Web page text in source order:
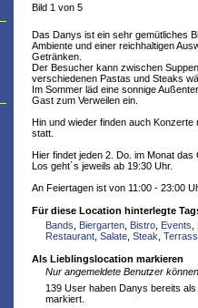
Bild 1 von 5
Das Danys ist ein sehr gemütliches
Ambiente und einer reichhaltigen
Getränken.
Der Besucher kann zwischen
verschiedenen Pastas und Steaks
Im Sommer läd eine sonnige
Gast zum Verweilen ein.
Hin und wieder finden auch Konzerte
statt.
Hier findet jeden 2. Do. im Monat das
Los geht´s jeweils ab 19:30 Uhr.
An Feiertagen ist von 11:00 - 23:00
Für diese Location hinterlegte
Bands
Biergarten Bistro Events
Restaurant Salate Steak
Als Lieblingslocation markieren
Nur angemeldete Benutzer
139 User haben Danys bereits
markiert.